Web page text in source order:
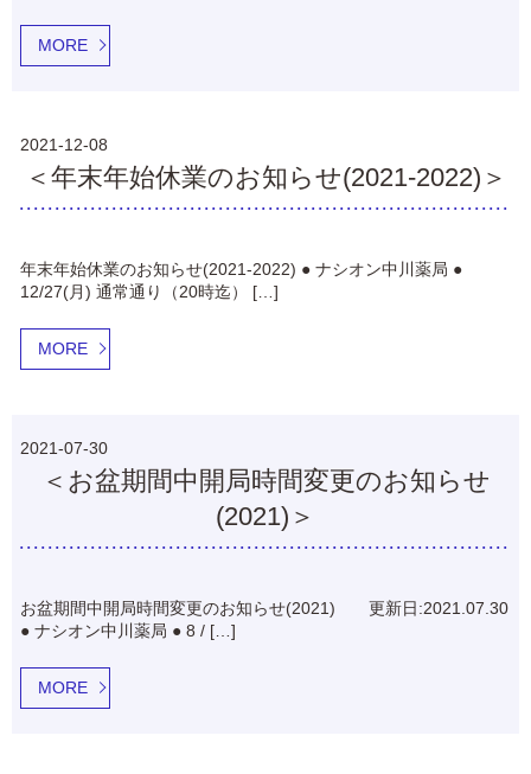
MORE
2021-12-08
＜年末年始休業のお知らせ(2021-2022)＞
年末年始休業のお知らせ(2021-2022) ● ナシオン中川薬局 ●
12/27(月) 通常通り（20時迄） […]
MORE
2021-07-30
＜お盆期間中開局時間変更のお知らせ
(2021)＞
お盆期間中開局時間変更のお知らせ(2021) 更新日:2021.07.30
● ナシオン中川薬局 ● 8 / […]
MORE